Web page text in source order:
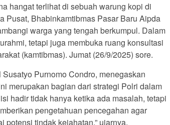
hangat terlihat di sebuah warung kopi di
Pusat, Bhabinkamtibmas Pasar Baru Aipda
warga yang tengah berkumpul. Dalam
tetapi juga membuka ruang konsultasi
(kamtibmas). Jumat (26/9/2025) sore.
Purnomo Condro, menegaskan
merupakan bagian dari strategi Polri dalam
hadir tidak hanya ketika ada masalah, tetapi
pengetahuan pencegahan agar
tindak kejahatan,” ujarnya.